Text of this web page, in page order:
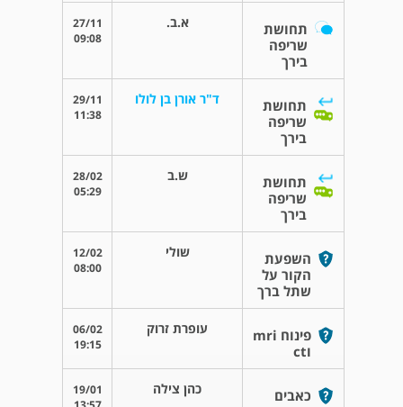
תחושת
שריפה
בירך
א.ב.
27/11
09:08
תחושת
שריפה
בירך
ד"ר אורן בן לולו
29/11
11:38
תחושת
שריפה
בירך
ש.ב
28/02
05:29
השפעת
הקור על
שתל ברך
שולי
12/02
08:00
פינוח mri
וct
עופרת זרוק
06/02
19:15
כאבים
כהן צילה
19/01